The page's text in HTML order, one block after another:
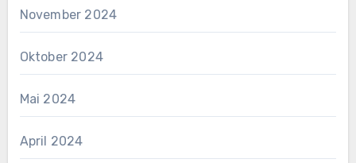
November 2024
Oktober 2024
Mai 2024
April 2024